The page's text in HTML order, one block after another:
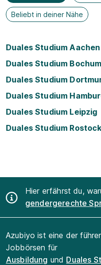
Beliebt in deiner Nähe
Duales Studium Aachen
Duales Studium Bochum
Duales Studium
Duales Studium
Duales Studium Leipzig
Duales Studium Rostock
Hier erfährst du,
gendergerechte
Azubiyo ist eine der
Jobbörsen für
Ausbildung und Duales